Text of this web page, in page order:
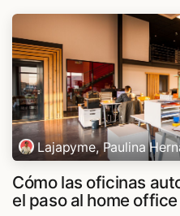
Lajapyme, Paulina
Cómo las oficinas
el paso al home office